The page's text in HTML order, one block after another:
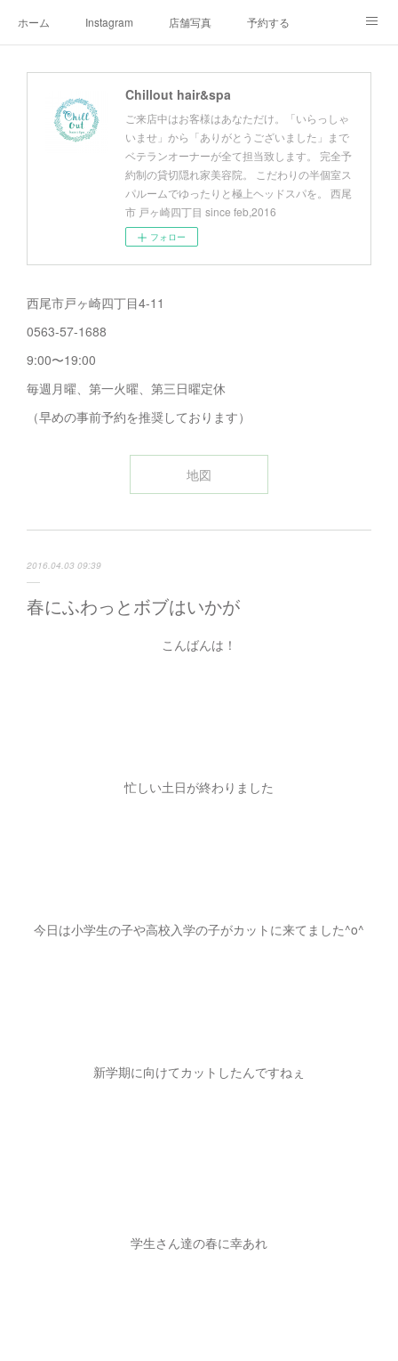
ホーム Instagram 店舗写真 予約する
チルアウトの極上ヘッドスパ
Chillout hair&spa
ご来店中はお客様はあなただけ。「いらっしゃ
いませ」から「ありがとうございました」まで
ベテランオーナーが全て担当致します。 完全予
約制の貸切隠れ家美容院。 こだわりの半個室ス
パルームでゆったりと極上ヘッドスパを。 西尾
市 戸ヶ崎四丁目 since feb,2016
フォロー
西尾市戸ヶ崎四丁目4-11
0563-57-1688
9:00〜19:00
毎週月曜、第一火曜、第三日曜定休
（早めの事前予約を推奨しております）
地図
2016.04.03 09:39
春にふわっとボブはいかが
こんばんは！
忙しい土日が終わりました
今日は小学生の子や高校入学の子がカットに来てました^o^
新学期に向けてカットしたんですねぇ
学生さん達の春に幸あれ